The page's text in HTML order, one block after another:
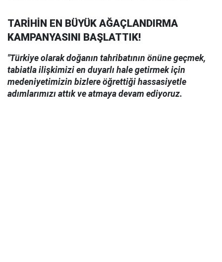
TARİHİN EN BÜYÜK AĞAÇLANDIRMA
KAMPANYASINI BAŞLATTIK!
"Türkiye olarak doğanın tahribatının önüne geçmek,
tabiatla ilişkimizi en duyarlı hale getirmek için
medeniyetimizin bizlere öğrettiği hassasiyetle
adımlarımızı attık ve atmaya devam ediyoruz.